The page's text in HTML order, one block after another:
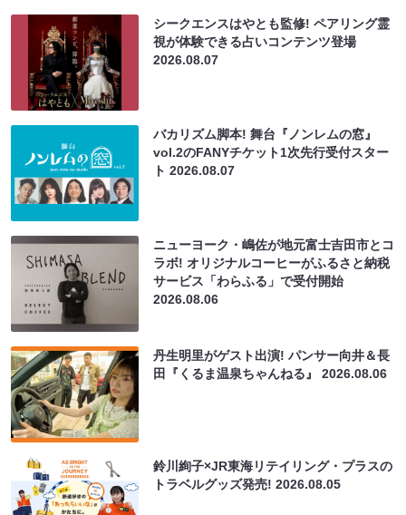
シークエンスはやとも監修! ペアリング霊
視が体験できる占いコンテンツ登場
2026.08.07
バカリズム脚本! 舞台『ノンレムの窓』
vol.2のFANYチケット1次先行受付スター
ト2026.08.07
ニューヨーク・嶋佐が地元富士吉田市とコ
ラボ! オリジナルコーヒーがふるさと納税
サービス「わらふる」で受付開始
2026.08.06
丹生明里がゲスト出演! パンサー向井＆長
田『くるま温泉ちゃんねる』2026.08.06
鈴川絢子×JR東海リテイリング・プラスの
トラベルグッズ発売!2026.08.05